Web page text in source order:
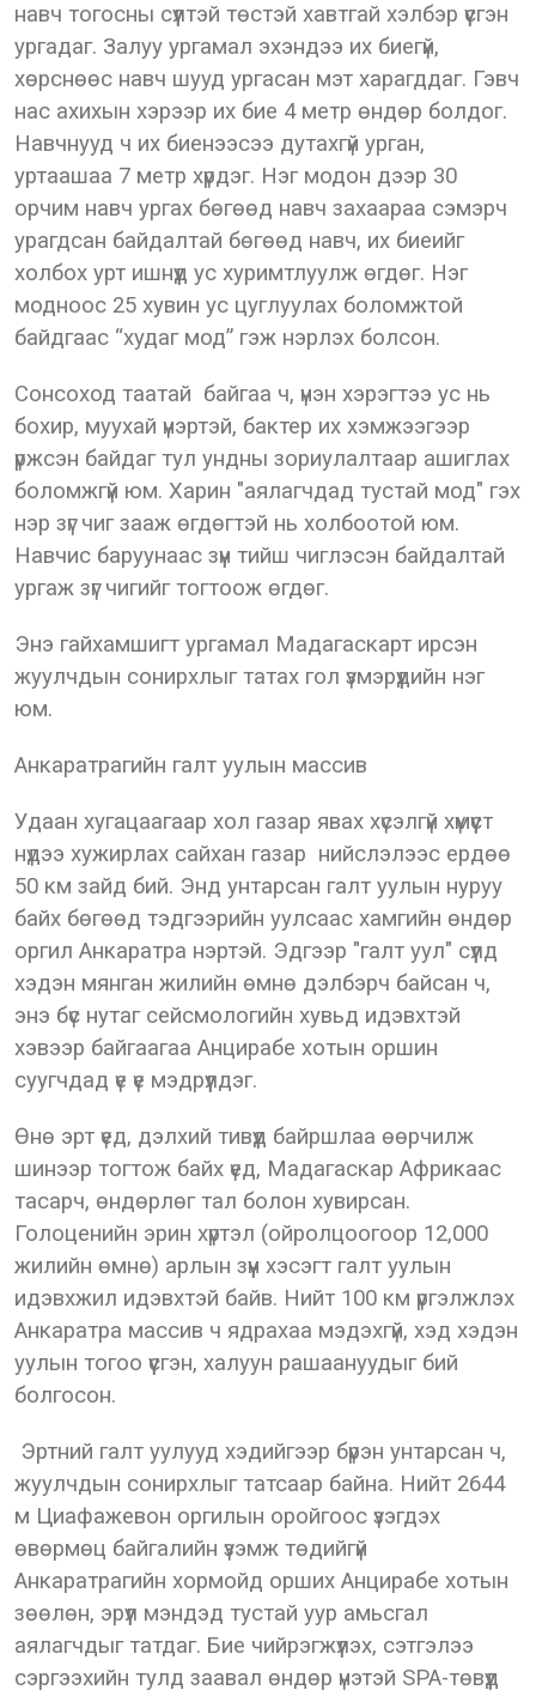
навч тогосны сүүлтэй төстэй хавтгай хэлбэр үүсгэн
ургадаг. Залуу ургамал эхэндээ их биегүй,
хөрснөөс навч шууд ургасан мэт харагддаг. Гэвч
нас ахихын хэрээр их бие 4 метр өндөр болдог.
Навчнууд ч их биенээсээ дутахгүй урган,
уртаашаа 7 метр хүрдэг. Нэг модон дээр 30
орчим навч ургах бөгөөд навч захаараа сэмэрч
урагдсан байдалтай бөгөөд навч, их биеийг
холбох урт ишнүүд ус хуримтлуулж өгдөг. Нэг
модноос 25 хувин ус цуглуулах боломжтой
байдгаас “худаг мод” гэж нэрлэх болсон.
Сонсоход таатай байгаа ч, үнэн хэрэгтээ ус нь
бохир, муухай үнэртэй, бактер их хэмжээгээр
үржсэн байдаг тул ундны зориулалтаар ашиглах
боломжгүй юм. Харин "аялагчдад тустай мод" гэх
нэр зүг чиг зааж өгдөгтэй нь холбоотой юм.
Навчис баруунаас зүүн тийш чиглэсэн байдалтай
ургаж зүг чигийг тогтоож өгдөг.
Энэ гайхамшигт ургамал Мадагаскарт ирсэн
жуулчдын сонирхлыг татах гол үзмэрүүдийн нэг
юм.
Анкаратрагийн галт уулын массив
Удаан хугацаагаар хол газар явах хүсэлгүй хүмүүст
нүдээ хужирлах сайхан газар нийслэлээс ердөө
50 км зайд бий. Энд унтарсан галт уулын нуруу
байх бөгөөд тэдгээрийн уулсаас хамгийн өндөр
оргил Анкаратра нэртэй. Эдгээр "галт уул" сүүлд
хэдэн мянган жилийн өмнө дэлбэрч байсан ч,
энэ бүс нутаг сейсмологийн хувьд идэвхтэй
хэвээр байгаагаа Анцирабе хотын оршин
суугчдад үе үе мэдрүүлдэг.
Өнө эрт үед, дэлхий тивүүд байршлаа өөрчилж
шинээр тогтож байх үед, Мадагаскар Африкаас
тасарч, өндөрлөг тал болон хувирсан.
Голоценийн эрин хүртэл (ойролцоогоор 12,000
жилийн өмнө) арлын зүүн хэсэгт галт уулын
идэвхжил идэвхтэй байв. Нийт 100 км үргэлжлэх
Анкаратра массив ч ядрахаа мэдэхгүй, хэд хэдэн
уулын тогоо үүсгэн, халуун рашаануудыг бий
болгосон.
Эртний галт уулууд хэдийгээр бүрэн унтарсан ч,
жуулчдын сонирхлыг татсаар байна. Нийт 2644
м Циафажевон оргилын оройгоос үзэгдэх
өвөрмөц байгалийн үзэмж төдийгүй
Анкаратрагийн хормойд орших Анцирабе хотын
зөөлөн, эрүүл мэндэд тустай уур амьсгал
аялагчдыг татдаг. Бие чийрэгжүүлэх, сэтгэлээ
сэргээхийн тулд заавал өндөр үнэтэй SPA-төвүүд